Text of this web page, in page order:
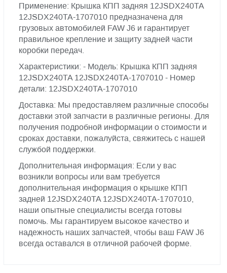
Применение: Крышка КПП задняя 12JSDX240TA
12JSDX240TA-1707010 предназначена для
грузовых автомобилей FAW J6 и гарантирует
правильное крепление и защиту задней части
коробки передач.
Характеристики: - Модель: Крышка КПП задняя
12JSDX240TA 12JSDX240TA-1707010 - Номер
детали: 12JSDX240TA-1707010
Доставка: Мы предоставляем различные способы
доставки этой запчасти в различные регионы. Для
получения подробной информации о стоимости и
сроках доставки, пожалуйста, свяжитесь с нашей
службой поддержки.
Дополнительная информация: Если у вас
возникли вопросы или вам требуется
дополнительная информация о крышке КПП
задней 12JSDX240TA 12JSDX240TA-1707010,
наши опытные специалисты всегда готовы
помочь. Мы гарантируем высокое качество и
надежность наших запчастей, чтобы ваш FAW J6
всегда оставался в отличной рабочей форме.